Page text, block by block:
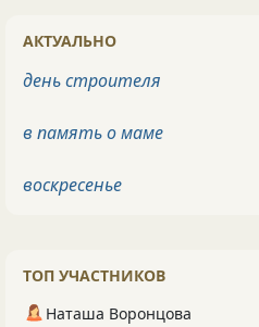
АКТУАЛЬНО
день строителя
в память о маме
воскресенье
ТОП УЧАСТНИКОВ
Наташа Воронцова